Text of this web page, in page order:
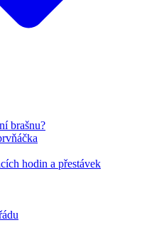
brašnu?
hodin a přestávek